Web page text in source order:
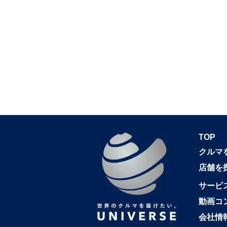
TOP
クルマ
店舗を
サービ
動画コ
会社情